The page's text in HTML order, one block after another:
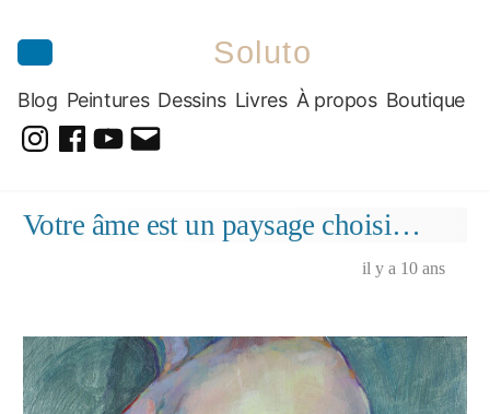
Soluto
Blog Peintures Dessins Livres À propos Boutique
Dessins
Votre âme est un paysage choisi…
il y a 10 ans